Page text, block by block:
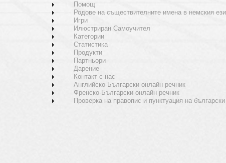
Помощ
Родове на съществителните имена в немския
Игри
Илюстриран Самоучител
Категории
Статистика
Продукти
Партньори
Дарение
Контакт с нас
Английско-Български онлайн речник
Френско-Български онлайн речник
Проверка на правопис и пунктуация на български